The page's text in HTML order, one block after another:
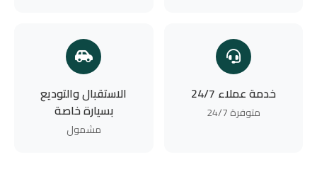
خدمة عملاء 24/7
متوفرة 24/7
الاستقبال والتوديع
بسيارة خاصة
مشمول